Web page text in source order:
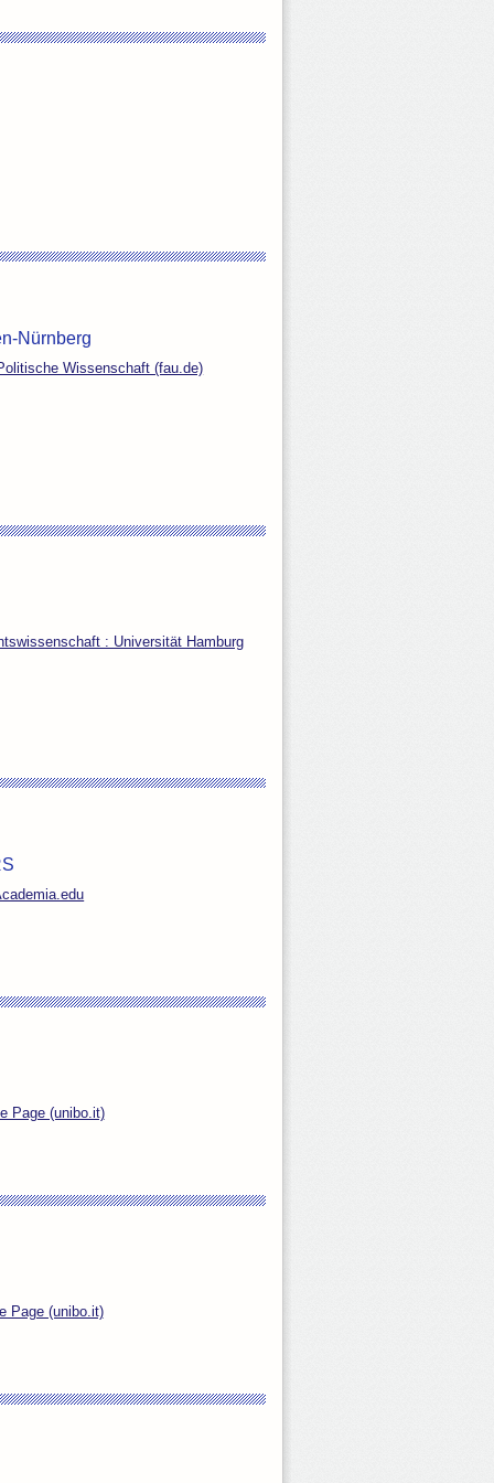
Nürnberg
Wissenschaft (fau.de)
: Universität Hamburg
Page (unibo.it)
Page (unibo.it)